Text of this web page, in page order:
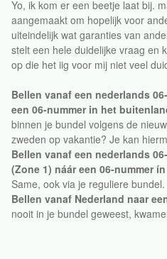
Yo, ik kom er een beetje laat bij.
aangemaakt om hopelijk voor
uiteindelijk wat garanties van
stelt een hele duidelijke vraag en
op die het iig voor mij niet veel
Bellen vanaf een nederlands
een 06-nummer in het
binnen je bundel volgens de
zweden op vakantie? Je kan
Bellen vanaf een nederlands
(Zone 1) náár een 06-nummer
Same, ook via je reguliere bundel.
Bellen vanaf Nederland naar
nooit in je bundel geweest,